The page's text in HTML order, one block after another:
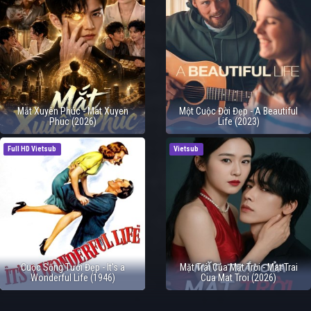
Mắt Xuyên Phúc - Mat Xuyen
Phuc (2026)
Một Cuộc Đời Đẹp - A Beautiful
Life (2023)
Full HD Vietsub
Cuộc Sống Tươi Đẹp - It's a
Wonderful Life (1946)
Vietsub
Mặt Trái Của Mặt Trời - Mat Trai
Cua Mat Troi (2026)